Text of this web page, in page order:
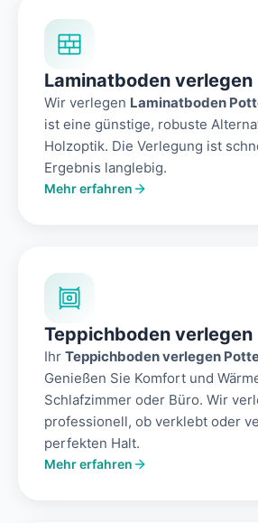
Laminatboden verlegen
Wir verlegen Laminatboden
ist eine günstige, robuste
Holzoptik. Die Verlegung ist
Ergebnis langlebig.
Mehr erfahren
Teppichboden verlegen
Ihr Teppichboden verlegen
Genießen Sie Komfort und
Schlafzimmer oder Büro. Wir
professionell, ob verklebt oder
perfekten Halt.
Mehr erfahren